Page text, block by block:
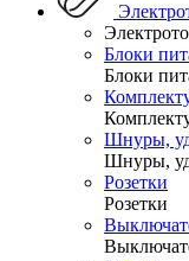
Блоки
Блоки
Шнуры,
Шнуры,
Розетки
Розетки